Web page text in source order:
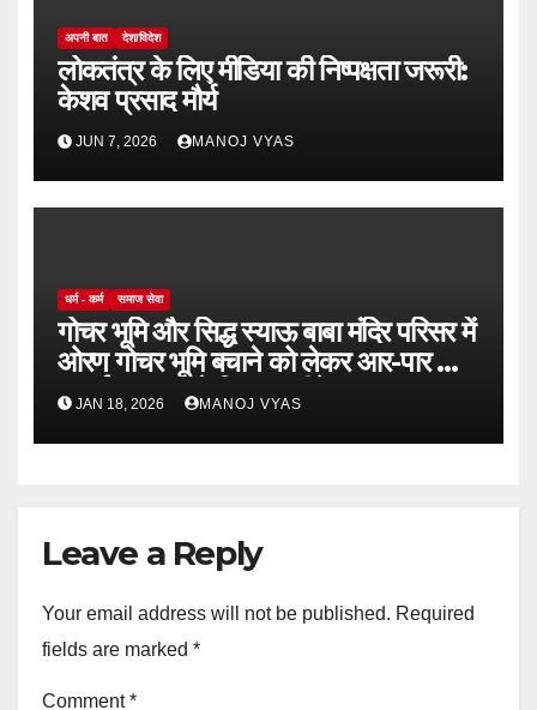
अपनी बात देश/विदेश
लोकतंत्र के लिए मीडिया की निष्पक्षता जरूरी:
केशव प्रसाद मौर्य
JUN 7, 2026 MANOJ VYAS
धर्म - कर्म समाज सेवा
गोचर भूमि और सिद्ध स्याऊ बाबा मंदिर परिसर में
ओरण गोचर भूमि बचाने को लेकर आर-पार की
लड़ाई,अदालत ने दिया अल्टीमेट
JAN 18, 2026 MANOJ VYAS
Leave a Reply
Your email address will not be published. Required
fields are marked *
Comment*